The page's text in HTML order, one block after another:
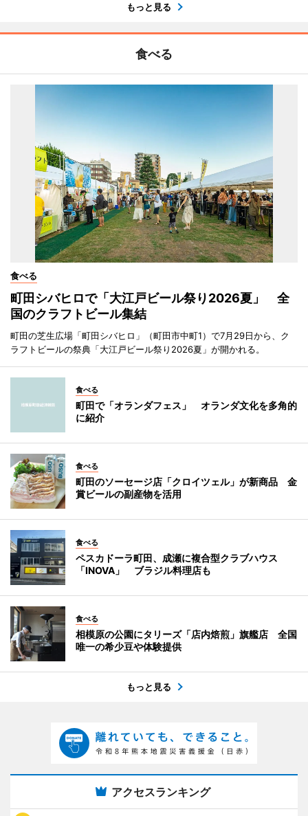
もっと見る
食べる
食べる
町田シバヒロで「大江戸ビール祭り2026夏」 全
国のクラフトビール集結
町田の芝生広場「町田シバヒロ」（町田市中町1）で7月29日から、ク
ラフトビールの祭典「大江戸ビール祭り2026夏」が開かれる。
食べる
町田で「オランダフェス」 オランダ文化を多角的
に紹介
食べる
町田のソーセージ店「クロイツェル」が新商品 金
賞ビールの副産物を活用
食べる
ペスカドーラ町田、成瀬に複合型クラブハウス
「INOVA」 ブラジル料理店も
食べる
相模原の公園にタリーズ「店内焙煎」旗艦店 全国
唯一の希少豆や体験提供
もっと見る
アクセスランキング